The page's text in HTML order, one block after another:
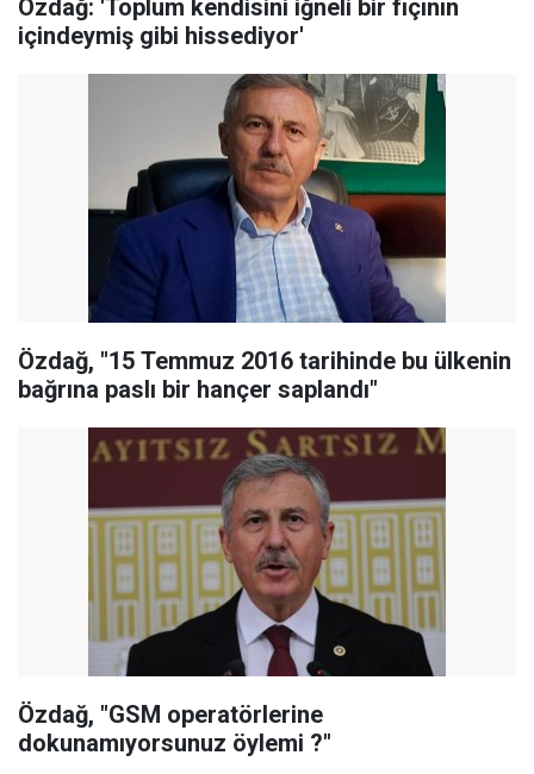
Özdağ: 'Toplum kendisini iğneli bir fıçının
içindeymiş gibi hissediyor'
Özdağ, "15 Temmuz 2016 tarihinde bu ülkenin
bağrına paslı bir hançer saplandı"
Özdağ, "GSM operatörlerine
dokunamıyorsunuz öylemi ?"